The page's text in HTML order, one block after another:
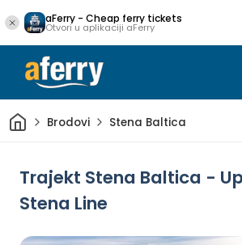
aFerry - Cheap ferry tickets
Otvori u aplikaciji aFerry
DomBrodovi Stena Baltica
Trajekt Stena Baltica -
Stena Line